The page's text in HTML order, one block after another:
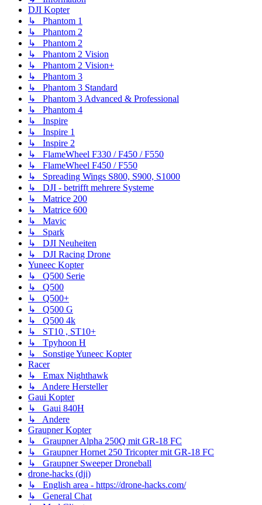
DJI Kopter
↳ Phantom 1
↳ Phantom 2
↳ Phantom 2
↳ Phantom 2 Vision
↳ Phantom 2 Vision+
↳ Phantom 3
↳ Phantom 3 Standard
↳ Phantom 3 Advanced & Professional
↳ Phantom 4
↳ Inspire
↳ Inspire 1
↳ Inspire 2
↳ FlameWheel F330 / F450 / F550
↳ FlameWheel F450 / F550
↳ Spreading Wings S800, S900, S1000
↳ DJI - betrifft mehrere Systeme
↳ Matrice 200
↳ Matrice 600
↳ Mavic
↳ Spark
↳ DJI Neuheiten
↳ DJI Racing Drone
Yuneec Kopter
↳ Q500 Serie
↳ Q500
↳ Q500+
↳ Q500 G
↳ Q500 4k
↳ ST10 , ST10+
↳ Tpyhoon H
↳ Sonstige Yuneec Kopter
Racer
↳ Emax Nighthawk
↳ Andere Hersteller
Gaui Kopter
↳ Gaui 840H
↳ Andere
Graupner Kopter
↳ Graupner Alpha 250Q mit GR-18 FC
↳ Graupner Hornet 250 Tricopter mit GR-18 FC
↳ Graupner Sweeper Droneball
drone-hacks (dji)
↳ English area - https://drone-hacks.com/
↳ General Chat